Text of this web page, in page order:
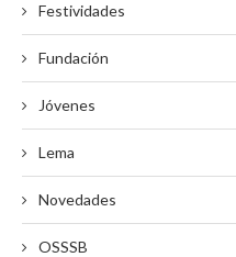
Festividades
Fundación
Jóvenes
Lema
Novedades
OSSSB